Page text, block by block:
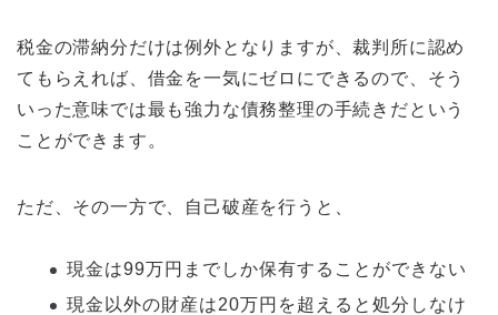
税金の滞納分だけは例外となりますが、裁判所に認め
てもらえれば、借金を一気にゼロにできるので、そう
いった意味では最も強力な債務整理の手続きだという
ことができます。
ただ、その一方で、自己破産を行うと、
現金は99万円までしか保有することができない
現金以外の財産は20万円を超えると処分しなけ